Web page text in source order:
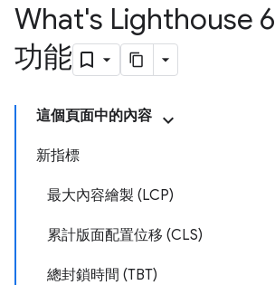
What's Lighthouse 6
功能
這個頁面中的內容
新指標
最大內容繪製 (LCP)
累計版面配置位移 (CLS)
總封鎖時間 (TBT)